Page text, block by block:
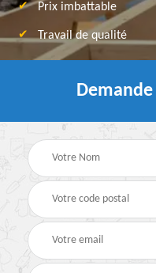
Prix imbattable
Travail de qualité